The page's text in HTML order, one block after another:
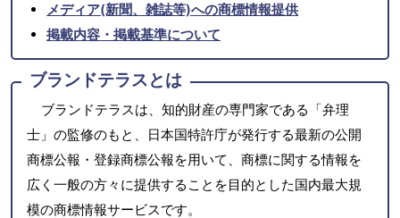
メディア(新聞、雑誌等)への商標情報提供
掲載内容・掲載基準について
ブランドテラスとは
ブランドテラスは、知的財産の専門家である「弁理
士」の監修のもと、日本国特許庁が発行する最新の公開
商標公報・登録商標公報を用いて、商標に関する情報を
広く一般の方々に提供することを目的とした国内最大規
模の商標情報サービスです。